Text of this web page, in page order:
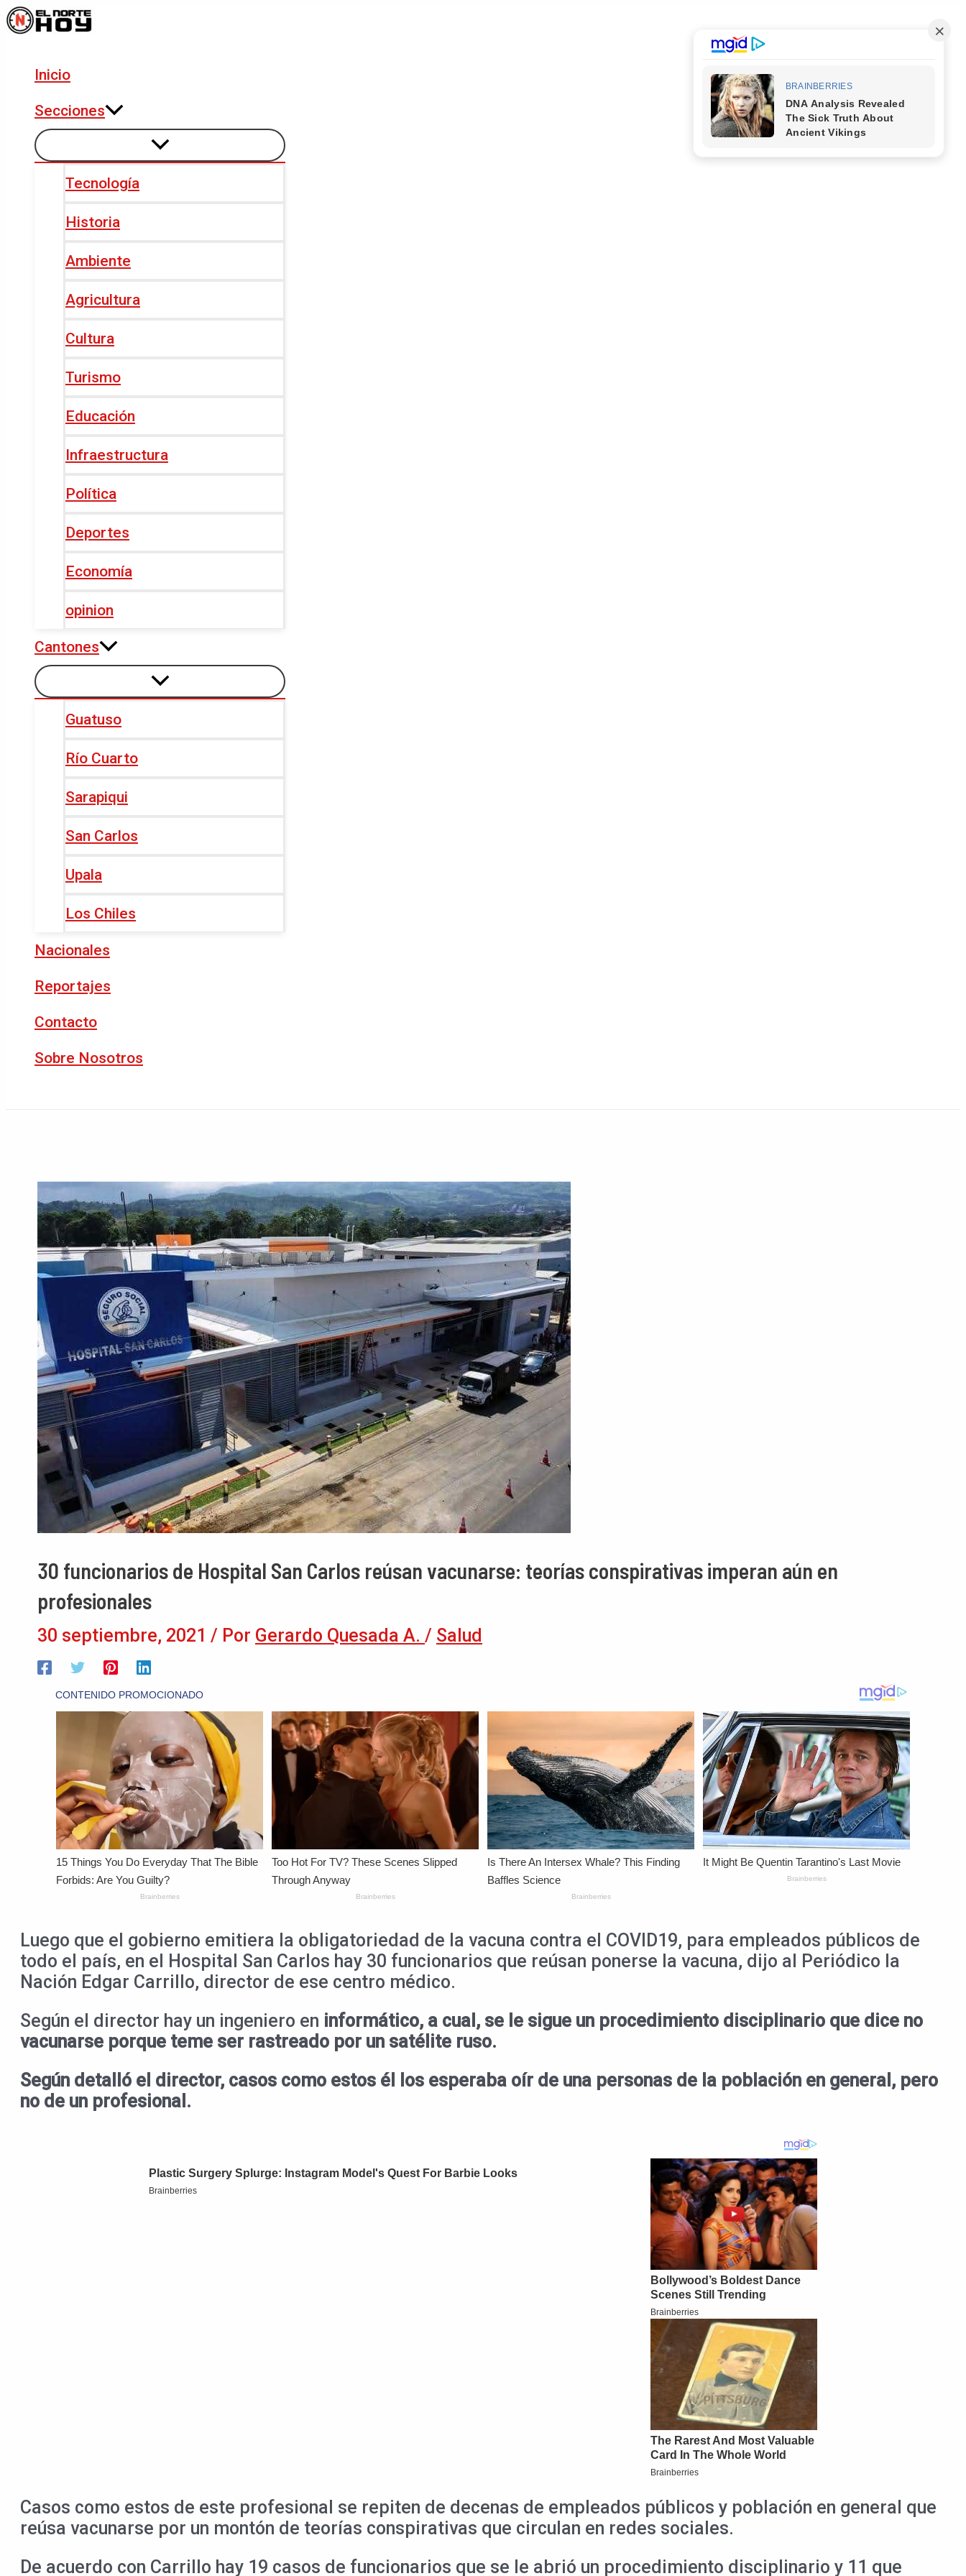
Ir
al
Inicio
Secciones
Tecnología
Historia
Ambiente
Agricultura
Cultura
Turismo
Educación
Infraestructura
Política
Deportes
Economía
opinion
Cantones
Guatuso
Río Cuarto
Sarapiqui
San Carlos
Upala
Los Chiles
Nacionales
Reportajes
Contacto
Sobre Nosotros
30 funcionarios de Hospital San Carlos reúsan vacunarse: teorías conspirativas imperan aún en
profesionales
30 septiembre, 2021 / Por Gerardo Quesada A. / Salud
Luego que el gobierno emitiera la obligatoriedad de la vacuna contra el COVID19, para empleados públicos de
todo el país, en el Hospital San Carlos hay 30 funcionarios que reúsan ponerse la vacuna, dijo al Periódico la
Nación Edgar Carrillo, director de ese centro médico.
Según el director hay un ingeniero en informático, a cual, se le sigue un procedimiento disciplinario que dice no
vacunarse porque teme ser rastreado por un satélite ruso.
Según detalló el director, casos como estos él los esperaba oír de una personas de la población en general, pero
no de un profesional.
Casos como estos de este profesional se repiten de decenas de empleados públicos y población en general que
reúsa vacunarse por un montón de teorías conspirativas que circulan en redes sociales.
De acuerdo con Carrillo hay 19 casos de funcionarios que se le abrió un procedimiento disciplinario y 11 que
Navegación
de